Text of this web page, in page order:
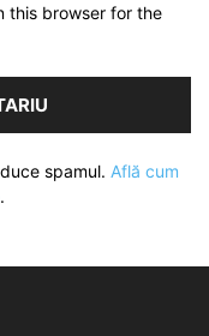
this browser for the
spamul. Află cum
.